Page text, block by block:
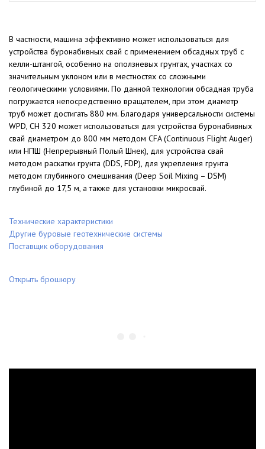
В частности, машина эффективно может использоваться для
устройства буронабивных свай с применением обсадных труб с
келли-штангой, особенно на оползневых грунтах, участках со
значительным уклоном или в местностях со сложными
геологическими условиями. По данной технологии обсадная труба
погружается непосредственно вращателем, при этом диаметр
труб может достигать 880 мм. Благодаря универсальности системы
WPD, CH 320 может использоваться для устройства буронабивных
свай диаметром до 800 мм методом CFA (Continuous Flight Auger)
или НПШ (Непрерывный Полый Шнек), для устройства свай
методом раскатки грунта (DDS, FDP​), для укрепления грунта
методом глубинного смешивания (Deep Soil Mixing – DSM)
глубиной до 17,5 м, а также для установки микросвай.
Технические характеристики
Другие буровые геотехнические системы
Поставщик оборудования
Открыть брошюру